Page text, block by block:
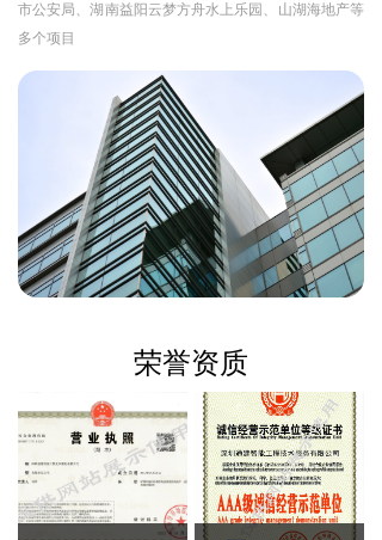
市公安局、湖南益阳云梦方舟水上乐园、山湖海地产等
多个项目
荣誉资质